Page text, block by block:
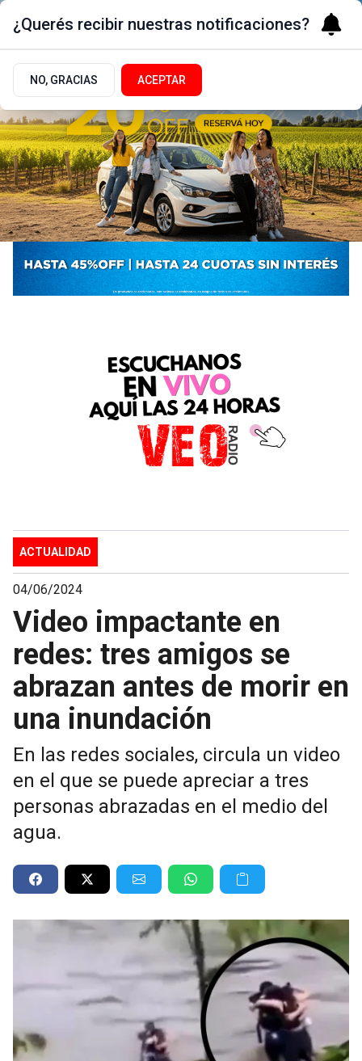
ACTUALIDAD
04/06/2024
Video impactante en
redes: tres amigos se
abrazan antes de morir en
una inundación
En las redes sociales, circula un video
en el que se puede apreciar a tres
personas abrazadas en el medio del
agua.
¿Querés recibir nuestras notificaciones?
NO, GRACIAS ACEPTAR